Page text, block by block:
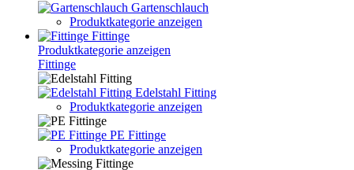
Gartenschlauch
Produktkategorie anzeigen
Fittinge
Produktkategorie anzeigen
Fittinge
Edelstahl Fitting
Produktkategorie anzeigen
PE Fittinge
Produktkategorie anzeigen